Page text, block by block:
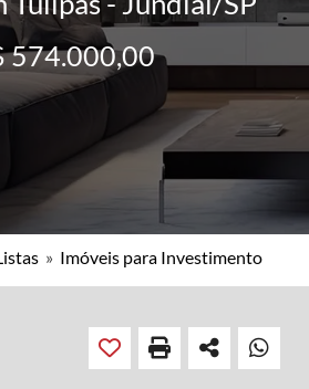
574.000,00
» Imóveis para Investimento